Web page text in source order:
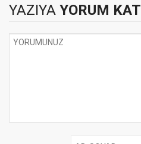
YAZIYA YORUM KAT